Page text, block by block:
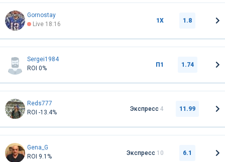
Gornostay
Live 18:16
1Х 1.8
Sergei1984
ROI 0%
П1 1.74
Reds777
ROI -13.4%
Экспресс 4 11.99
Gena_G
ROI 9.1%
Экспресс 10 6.1